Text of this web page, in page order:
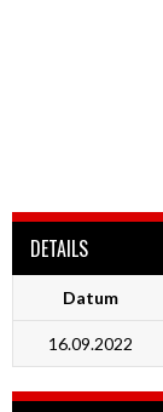
DETAILS
Datum
16.09.2022